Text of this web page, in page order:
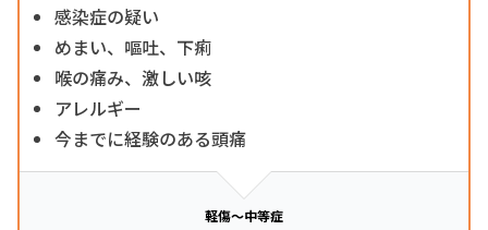
感染症の疑い
めまい、嘔吐、下痢
喉の痛み、激しい咳
アレルギー
今までに経験のある頭痛
軽傷～中等症